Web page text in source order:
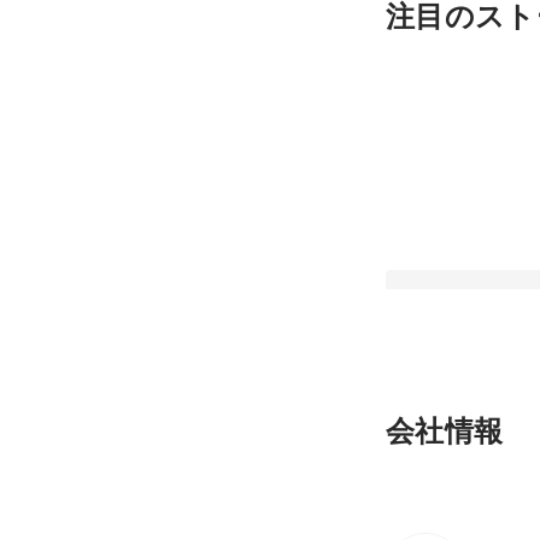
注目のス
月刊カミナシ2025
最新順で表示
会社情報